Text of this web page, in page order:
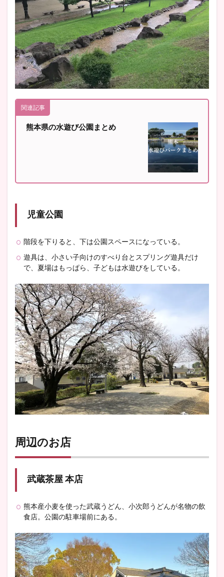
関連記事
熊本県の水遊び公園まとめ
児童公園
階段を下りると、下は公園スペースになっている。
遊具は、小さい子向けのすべり台とスプリング遊具だけ
で、夏場はもっぱら、子どもは水遊びをしている。
周辺のお店
武蔵茶屋 本店
熊本産小麦を使った武蔵うどん、小次郎うどんが名物の飲
食店。公園の駐車場前にある。